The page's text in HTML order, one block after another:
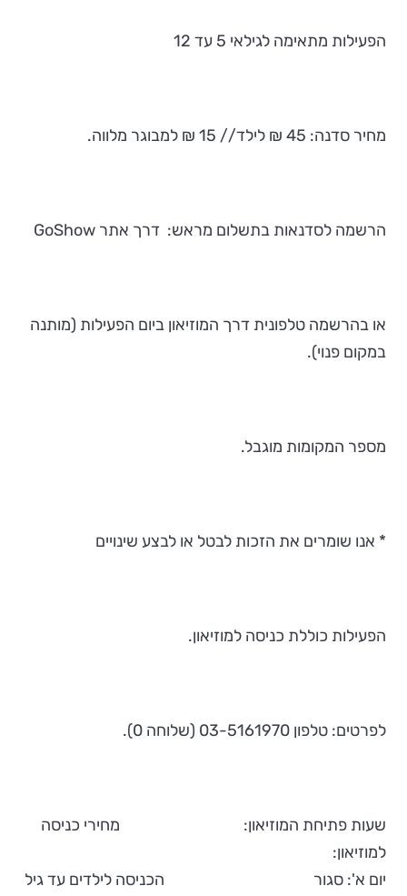
הפעילות מתאימה לגילאי 5 עד 12
מחיר סדנה: 45 ₪ לילד // 15 ₪ למבוגר מלווה.
הרשמה לסדנאות בתשלום מראש: דרך אתר GoShow
או בהרשמה טלפונית דרך המוזיאון ביום הפעילות (מותנה
במקום פנוי).
מספר המקומות מוגבל.
* אנו שומרים את הזכות לבטל או לבצע שינויים
הפעילות כוללת כניסה למוזיאון.
לפרטים: טלפון 03-5161970 (שלוחה 0).
שעות פתיחת המוזיאון: מחירי כניסה
למוזיאון:
יום א': סגור הכניסה לילדים עד גיל